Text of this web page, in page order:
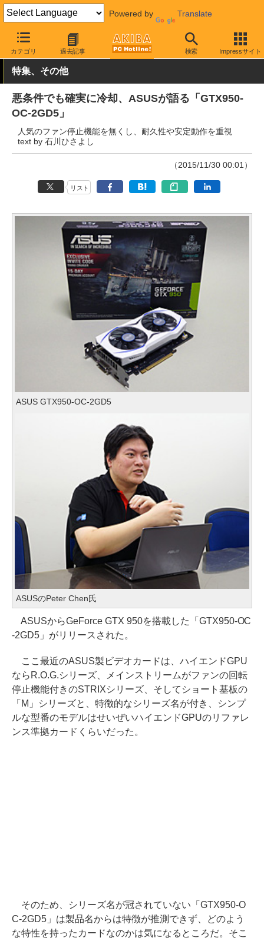
Powered by Translate
カテゴリ 過去記事 検索 Impressサイト
AKIBA PC Hotline! PCパーツ ビデオカード（グラフィックボード
特集、その他
悪条件でも確実に冷却、ASUSが語る「GTX950-
OC-2GD5」
人気のファン停止機能を無くし、耐久性や安定動作を重視
text by 石川ひさよし
（2015/11/30 00:01）
リスト
ASUS GTX950-OC-2GD5
ASUSのPeter Chen氏
ASUSからGeForce GTX 950を搭載した「GTX950-OC
-2GD5」がリリースされた。
ここ最近のASUS製ビデオカードは、ハイエンドGPU
ならR.O.G.シリーズ、メインストリームがファンの回転
停止機能付きのSTRIXシリーズ、そしてショート基板の
「M」シリーズと、特徴的なシリーズ名が付き、シンプ
ルな型番のモデルはせいぜいハイエンドGPUのリファレ
ンス準拠カードくらいだった。
そのため、シリーズ名が冠されていない「GTX950-O
C-2GD5」は製品名からは特徴が推測できず、どのよう
な特性を持ったカードなのかは気になるところだ。そこ